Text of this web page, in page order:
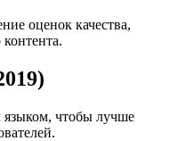
оценок качества,
языком, чтобы лучше